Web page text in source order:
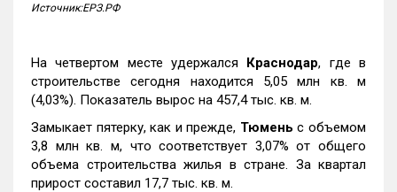
Источник:ЕРЗ.РФ
На четвертом месте удержался Краснодар, где в
строительстве сегодня находится 5,05 млн кв. м
(4,03%). Показатель вырос на 457,4 тыс. кв. м.
Замыкает пятерку, как и прежде, Тюмень с объемом
3,8 млн кв. м, что соответствует 3,07% от общего
объема строительства жилья в стране. За квартал
прирост составил 17,7 тыс. кв. м.